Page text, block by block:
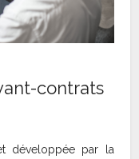
contrats
développée par la